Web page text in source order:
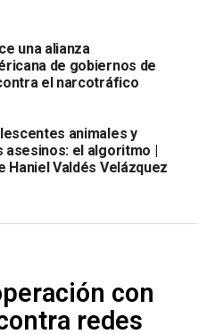
Jeffrey Epstein
casos de abuso
participó Trumpy publico
si es tiempo de crear un
una alianza
de gobiernos de
el narcotráfico
animales y
asesinos: el algoritmo |
Haniel Valdés Velázquez
con
redes